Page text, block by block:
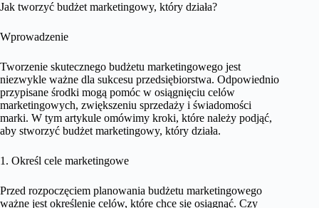
Jak tworzyć budżet marketingowy, który działa?
Wprowadzenie
Tworzenie skutecznego budżetu marketingowego jest
niezwykle ważne dla sukcesu przedsiębiorstwa. Odpowiednio
przypisane środki mogą pomóc w osiągnięciu celów
marketingowych, zwiększeniu sprzedaży i świadomości
marki. W tym artykule omówimy kroki, które należy podjąć,
aby stworzyć budżet marketingowy, który działa.
1. Określ cele marketingowe
Przed rozpoczęciem planowania budżetu marketingowego
ważne jest określenie celów, które chce się osiągnąć. Czy